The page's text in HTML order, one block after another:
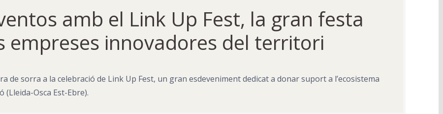
amb el Link Up Fest, la gran festa
empreses innovadores del territori
de sorra a la celebració de Link Up Fest, un gran esdeveniment dedicat a donar suport a l’ecosistema
Osca Est-Ebre).